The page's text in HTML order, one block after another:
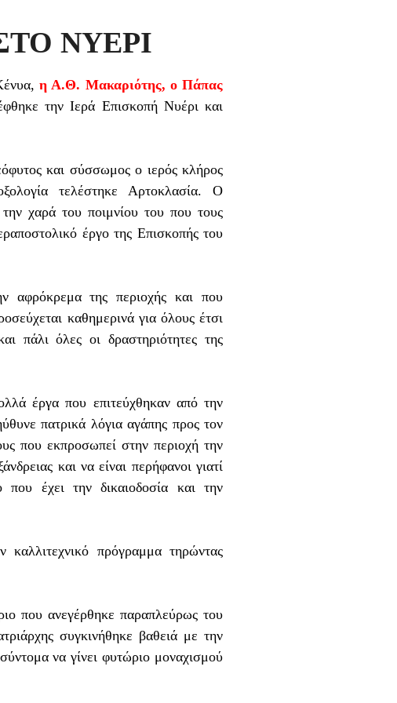
ΝΥΕΡΙ
, η Α.Θ. Μακαριότης, ο Πάπας
την Ιερά Επισκοπή Νυέρι και
και σύσσωμος ο ιερός κλήρος
τελέστηκε Αρτοκλασία. Ο
χαρά του ποιμνίου του που τους
έργο της Επισκοπής του
αφρόκρεμα της περιοχής και που
καθημερινά για όλους έτσι
πάλι όλες οι δραστηριότητες της
έργα που επιτεύχθηκαν από την
πατρικά λόγια αγάπης προς τον
που εκπροσωπεί στην περιοχή την
και να είναι περήφανοι γιατί
έχει την δικαιοδοσία και την
πρόγραμμα τηρώντας
που ανεγέρθηκε παραπλεύρως του
συγκινήθηκε βαθειά με την
να γίνει φυτώριο μοναχισμού